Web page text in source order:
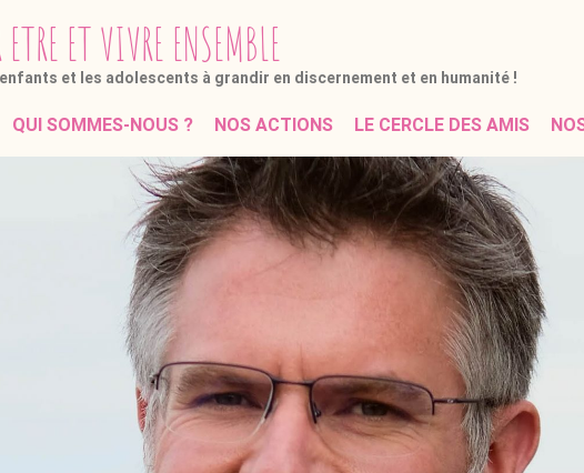
ETRE ETVIVRE ENSEMBLE
et les adolescents à grandir en discernement et en humanité !
QUI SOMMES-NOUS ? NOS ACTIONS LE CERCLE DES AMIS